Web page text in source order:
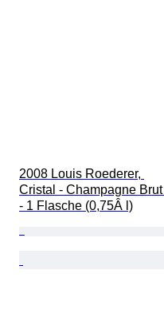
2008 Louis Roederer,
Cristal - Champagne Brut
- 1 Flasche (0,75Â l)